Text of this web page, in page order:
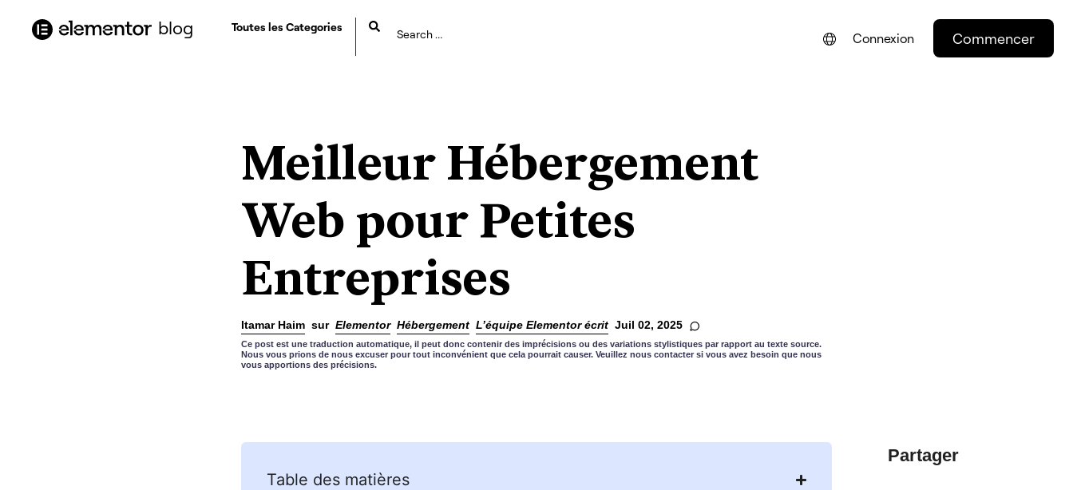
principal
blog Toutes les Categories
Connexion Commencer
Meilleur Hébergement
Web pour Petites
Entreprises
Itamar Haim sur Elementor Hébergement L’équipe Elementor écrit Juil 02, 2025
Ce post est une traduction automatique, il peut donc contenir des imprécisions ou des variations stylistiques par rapport au texte source.
Nous vous prions de nous excuser pour tout inconvénient que cela pourrait causer. Veuillez nous contacter si vous avez besoin que nous
vous apportions des précisions.
Table des matières
Partager